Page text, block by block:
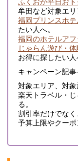
ふくおか平日お
牟田など対象エリ
福岡プリンスホ
たい人へ。
福岡のホテルア
じゃらん遊び・
お得に探したい人
キャンペーン記
対象エリア、対象
楽天トラベル・
る。
割引率だけでな
予算上限やクー